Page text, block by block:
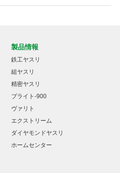
製品情報
鉄工ヤスリ
組ヤスリ
精密ヤスリ
ブライト-900
ヴァリト
エクストリーム
ダイヤモンドヤスリ
ホームセンター